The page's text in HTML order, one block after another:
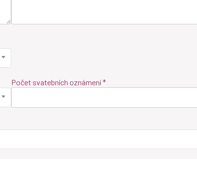
Počet svatebních oznámení *